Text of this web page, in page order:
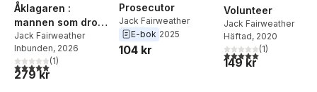
Åklagaren :
mannen som drog
nazisterna inför
rätta
Jack Fairweather
Inbunden, 2026
5,0utav 5 stjärnor. Totalt antal röster:
(1)
279 kr
Prosecutor
Jack Fairweather
E-bok 2025
104 kr
Volunteer
Jack Fairweather
Häftad, 2020
5,0utav 5 stjärnor.
(1)
149 kr